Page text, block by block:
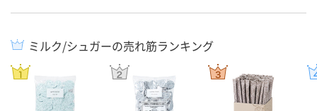
ミルク/シュガーの売れ筋ランキング